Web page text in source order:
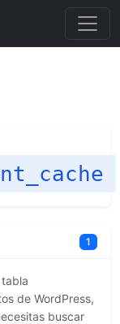
1
de WordPress,
buscar